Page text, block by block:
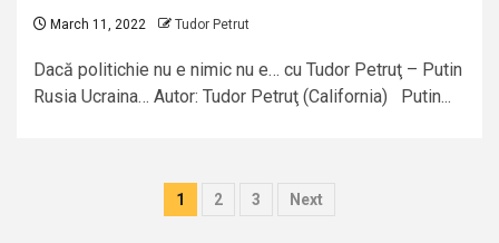
March 11, 2022 Tudor Petrut
Dacă politichie nu e nimic nu e… cu Tudor Petruţ – Putin
Rusia Ucraina… Autor: Tudor Petruţ (California) Putin...
Posts
1 2 3 Next